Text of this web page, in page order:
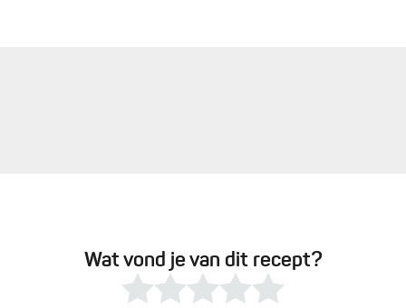
Wat vond je van dit recept?